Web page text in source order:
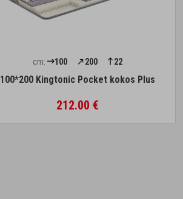
cm: 100 200 22
100*200 Kingtonic Pocket kokos Plus
212.00 €